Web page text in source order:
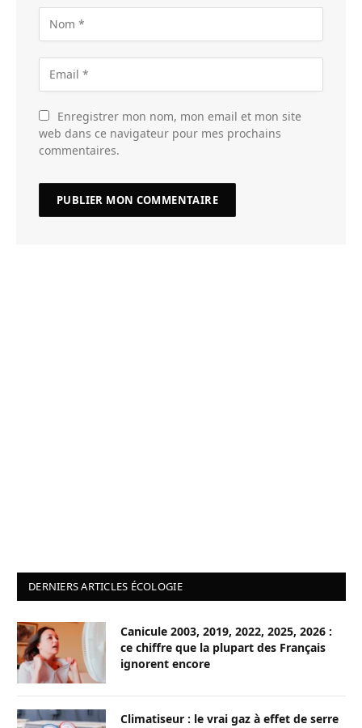
Enregistrer mon nom, mon email et mon site
web dans ce navigateur pour mes prochains
commentaires.
DERNIERS ARTICLES ÉCOLOGIE
Canicule 2003, 2019, 2022, 2025, 2026 :
ce chiffre que la plupart des Français
ignorent encore
Climatiseur : le vrai gaz à effet de serre